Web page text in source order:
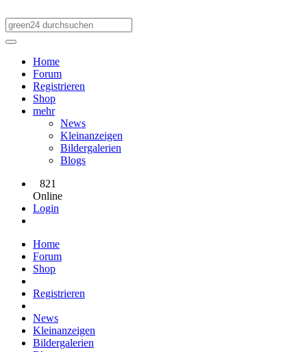
Home
Forum
Registrieren
Shop
mehr
News
Kleinanzeigen
Bildergalerien
Blogs
821
Online
Login
Home
Forum
Shop
Registrieren
News
Kleinanzeigen
Bildergalerien